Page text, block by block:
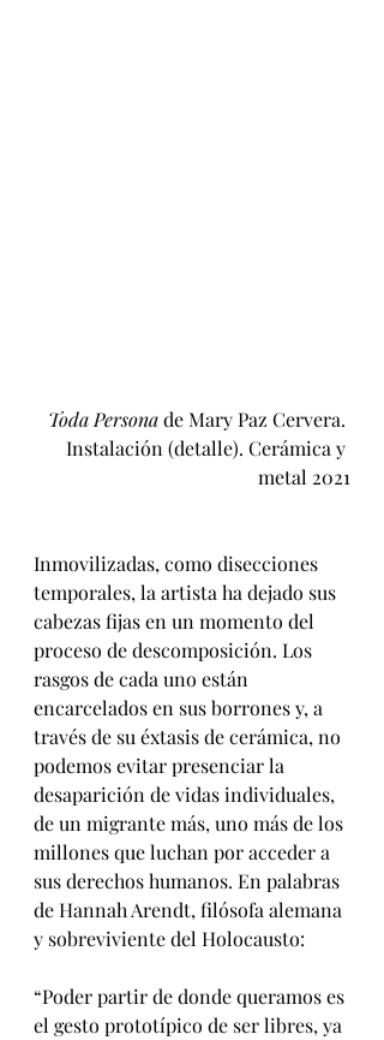
Toda Persona de Mary Paz Cervera.
Instalación (detalle). Cerámica y
metal 2021
Inmovilizadas, como disecciones
temporales, la artista ha dejado sus
cabezas fijas en un momento del
proceso de descomposición. Los
rasgos de cada uno están
encarcelados en sus borrones y, a
través de su éxtasis de cerámica, no
podemos evitar presenciar la
desaparición de vidas individuales,
de un migrante más, uno más de los
millones que luchan por acceder a
sus derechos humanos. En palabras
de Hannah Arendt, filósofa alemana
y sobreviviente del Holocausto:
“Poder partir de donde queramos es
el gesto prototípico de ser libres, ya